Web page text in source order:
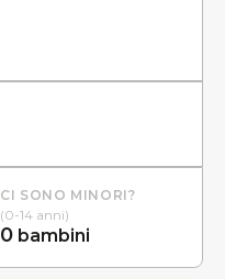
CI SONO MINORI?
(0-14 anni)
0 bambini